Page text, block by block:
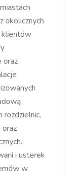
okolicznych
klientów
oraz
rozdzielnic,
oraz
i usterek
w